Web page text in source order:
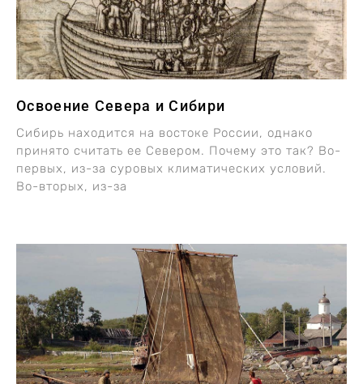
Освоение Севера и Сибири
Сибирь находится на востоке России, однако
принято считать ее Севером. Почему это так? Во-
первых, из-за суровых климатических условий.
Во-вторых, из-за